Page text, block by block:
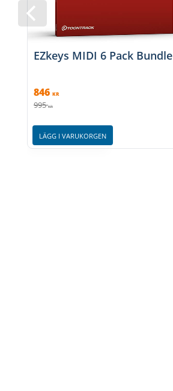
EZkeys MIDI 6 Pack Bundle
846 KR
995 KR
LÄGG I VARUKORGEN